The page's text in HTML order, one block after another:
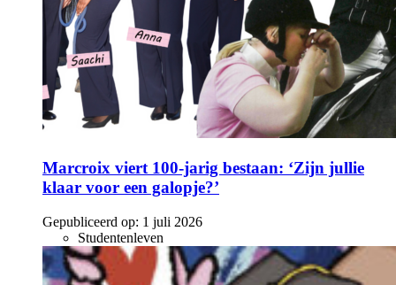
Marcroix viert 100-jarig bestaan: ‘Zijn jullie
klaar voor een galopje?’
Gepubliceerd op: 1 juli 2026
Studentenleven